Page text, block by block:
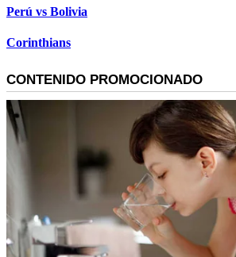
Perú vs Bolivia
Corinthians